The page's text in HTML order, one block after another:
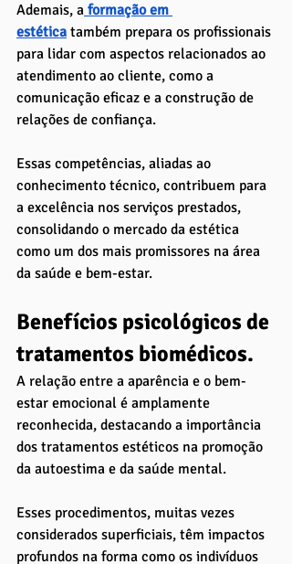
Ademais, a formação em
estética também prepara os profissionais
para lidar com aspectos relacionados ao
atendimento ao cliente, como a
comunicação eficaz e a construção de
relações de confiança.
Essas competências, aliadas ao
conhecimento técnico, contribuem para
a excelência nos serviços prestados,
consolidando o mercado da estética
como um dos mais promissores na área
da saúde e bem-estar.
Benefícios psicológicos de
tratamentos biomédicos.
A relação entre a aparência e o bem-
estar emocional é amplamente
reconhecida, destacando a importância
dos tratamentos estéticos na promoção
da autoestima e da saúde mental.
Esses procedimentos, muitas vezes
considerados superficiais, têm impactos
profundos na forma como os indivíduos